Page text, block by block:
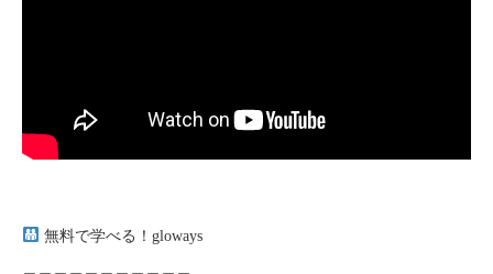
無料で学べる！gloways